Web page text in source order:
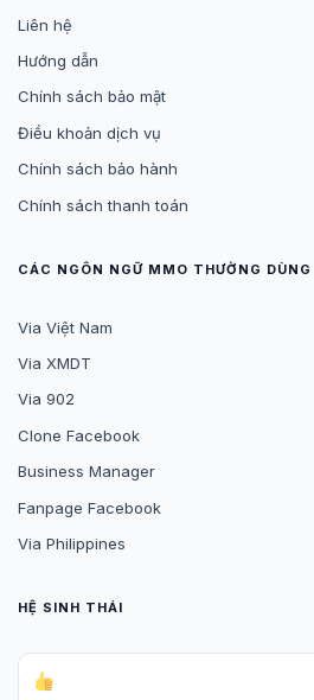
Liên hệ
Hướng dẫn
Chính sách bảo mật
Điều khoản dịch vụ
Chính sách bảo hành
Chính sách thanh toán
CÁC NGÔN NGỮ MMO THƯỜNG DÙNG
Via Việt Nam
Via XMDT
Via 902
Clone Facebook
Business Manager
Fanpage Facebook
Via Philippines
HỆ SINH THÁI